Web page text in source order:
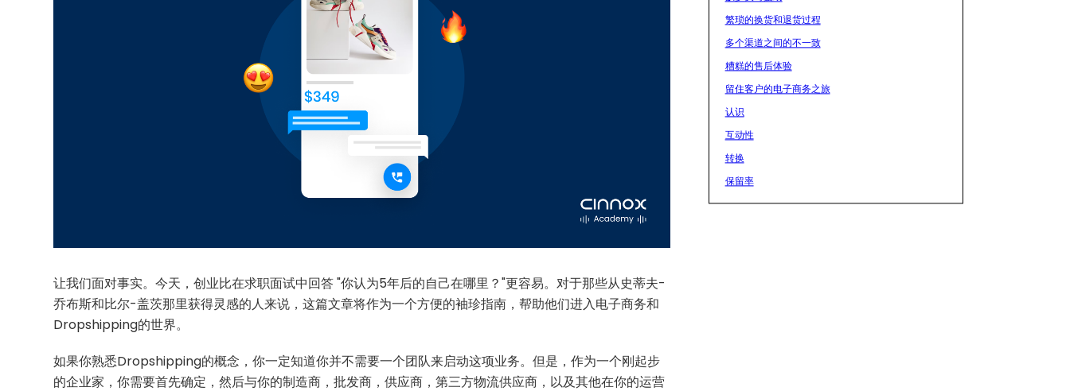
让我们面对事实。今天，创业比在求职面试中回答 "你认为5年后的自己在哪里？"更容易。对于那些从史蒂夫-
乔布斯和比尔-盖茨那里获得灵感的人来说，这篇文章将作为一个方便的袖珍指南，帮助他们进入电子商务和
Dropshipping的世界。
如果你熟悉Dropshipping的概念，你一定知道你并不需要一个团队来启动这项业务。但是，作为一个刚起步
的企业家，你需要首先确定，然后与你的制造商，批发商，供应商，第三方物流供应商，以及其他在你的运营
繁琐的换货和退货过程
多个渠道之间的不一致
糟糕的售后体验
留住客户的电子商务之旅
认识
互动性
转换
保留率